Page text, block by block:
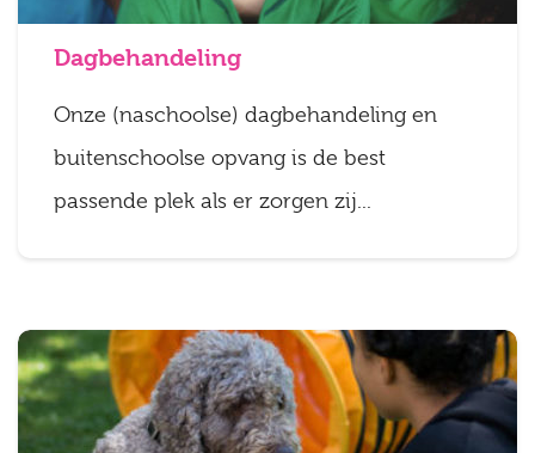
Dagbehandeling
Onze (naschoolse) dagbehandeling en
buitenschoolse opvang is de best
passende plek als er zorgen zij...